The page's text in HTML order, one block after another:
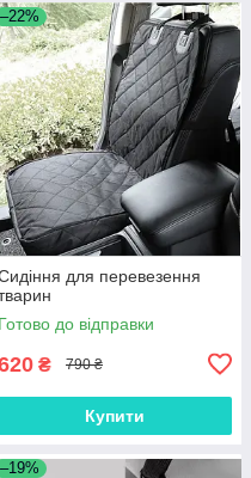
–22%
для перевезення
Готово до відправки
₴ 790 ₴
Купити
–19%